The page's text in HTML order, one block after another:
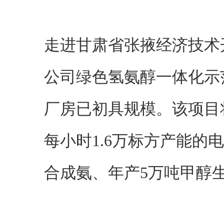
走进甘肃省张掖经济技
公司绿色氢氨醇一体化
厂房已初具规模。该项
每小时1.6万标方产能的
合成氨、年产5万吨甲醇